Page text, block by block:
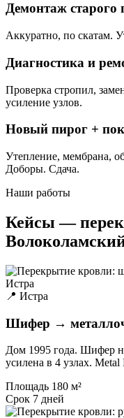
Демонтаж старого
Аккуратно, по скатам.
Диагностика и
Проверка стропил,
усиление узлов.
Новый пирог +
Утепление, мембрана,
Доборы. Сдача.
Наши работы
Кейсы —
📍 Истра
Шифер →
Дом 1995 года. Шифер
усилена в 4 узлах.
Площадь 180 м²
Срок 7 дней